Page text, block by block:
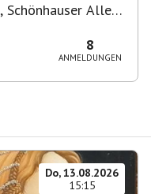
, Schönhauser Allee
8
ANMELDUNGEN
Do, 13.08.2026
15:15